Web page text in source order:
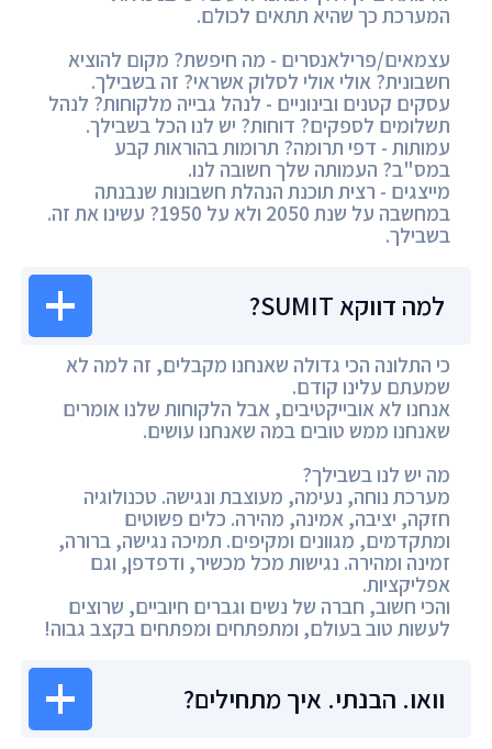
המערכת כך שהיא תתאים לכולם.
עצמאים/פרילאנסרים - מה חיפשת? מקום להוציא
חשבונית? אולי אולי לסלוק אשראי? זה בשבילך.
עסקים קטנים ובינוניים - לנהל גבייה מלקוחות? לנהל
תשלומים לספקים? דוחות? יש לנו הכל בשבילך.
עמותות - דפי תרומה? תרומות בהוראות קבע
במס"ב? העמותה שלך חשובה לנו.
מייצגים - רצית תוכנת הנהלת חשבונות שנבנתה
במחשבה על שנת 2050 ולא על 1950? עשינו את זה.
בשבילך.
למה דווקא SUMIT?
כי התלונה הכי גדולה שאנחנו מקבלים, זה למה לא
שמעתם עלינו קודם.
אנחנו לא אובייקטיבים, אבל הלקוחות שלנו אומרים
שאנחנו ממש טובים במה שאנחנו עושים.
מה יש לנו בשבילך?
מערכת נוחה, נעימה, מעוצבת ונגישה. טכנולוגיה
חזקה, יציבה, אמינה, מהירה. כלים פשוטים
ומתקדמים, מגוונים ומקיפים. תמיכה נגישה, ברורה,
זמינה ומהירה. נגישות מכל מכשיר, ודפדפן, וגם
אפליקציות.
והכי חשוב, חברה של נשים וגברים חיוביים, שרוצים
לעשות טוב בעולם, ומתפתחים ומפתחים בקצב גבוה!
וואו. הבנתי. איך מתחילים?